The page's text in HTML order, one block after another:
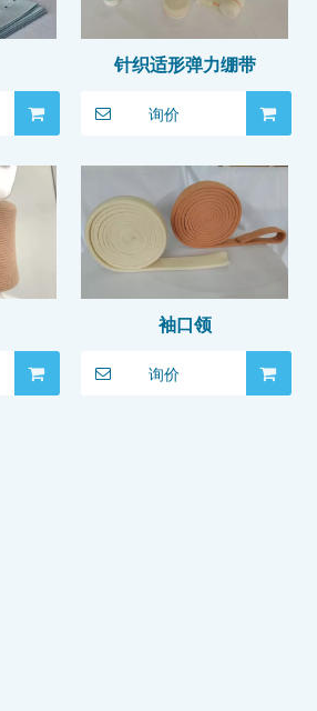
针织适形弹力绷带
询价
袖口领
询价